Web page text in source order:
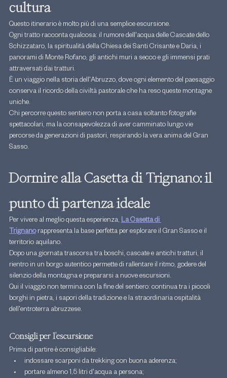
cultura
Questo itinerario è molto più di una semplice escursione.
Ogni tratto racconta qualcosa: il rumore dell'acqua delle Cascate dello
Schizzataro, la spiritualità della Chiesa dei Santi Crisante e Daria, i
panorami di Monte Rofano, gli antichi muri a secco e gli immensi prati
attraversati dai tratturi.
È un viaggio nella storia dell'Abruzzo, dove ogni elemento del paesaggio
conserva il ricordo della civiltà pastorale che ha reso queste montagne
uniche.
Chi percorre questo sentiero non porta a casa soltanto fotografie
spettacolari, ma la consapevolezza di aver camminato lungo vie
percorse da generazioni di pastori, respirando la vera anima del Gran
Sasso.
Dormire alla Casetta di Trignano: il
punto di partenza ideale
Per vivere al meglio questa esperienza, La Casetta di
Trignano rappresenta la base perfetta per esplorare il Gran Sasso e il
territorio aquilano.
Dopo una giornata trascorsa tra boschi, cascate e antichi tratturi, il
rientro in un borgo autentico permette di rallentare il ritmo, godere del
silenzio della montagna e prepararsi a nuove escursioni.
Qui il viaggio non termina con la fine del sentiero: continua tra i piccoli
borghi in pietra, i sapori della tradizione e la straordinaria ospitalità
dell'entroterra abruzzese.
Consigli per l'escursione
Prima di partire è consigliabile:
indossare scarponi da trekking con buona aderenza;
portare almeno 1,5 litri d'acqua a persona;